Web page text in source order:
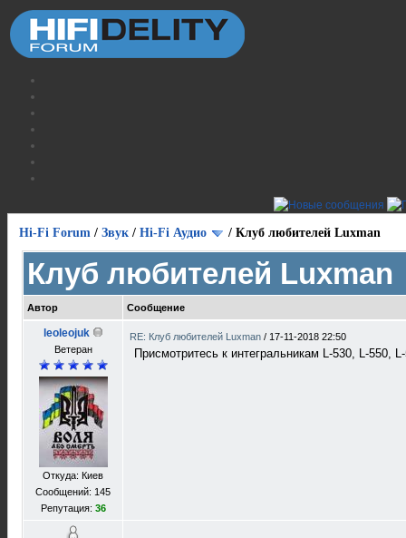
Hi-Fi Forum / Звук / Hi-Fi Аудио / Клуб любителей Luxman
Клуб любителей Luxman
Автор Сообщение
leoleojuk
Ветеран
Откуда: Киев
Сообщений: 145
Репутация: 36
RE: Клуб любителей Luxman / 17-11-2018 22:50
Присмотритесь к интегральникам L-530, L-550,